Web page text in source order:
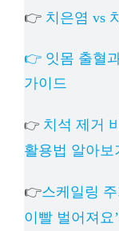
👉 치은염 vs
👉 잇몸 출혈
가이드
👉 치석 제거
활용법 알아보
👉스케일링
이빨 벌어져요